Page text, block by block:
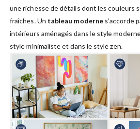
une richesse de détails dont les couleurs
fraîches. Un tableau modernes’accorde
intérieurs aménagés dans le style
style minimaliste et dans le style zen.